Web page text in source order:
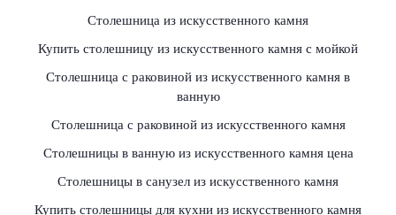
Столешница из искусственного камня
Купить столешницу из искусственного камня с мойкой
Столешница с раковиной из искусственного камня в
ванную
Столешница с раковиной из искусственного камня
Столешницы в ванную из искусственного камня цена
Столешницы в санузел из искусственного камня
Купить столешницы для кухни из искусственного камня